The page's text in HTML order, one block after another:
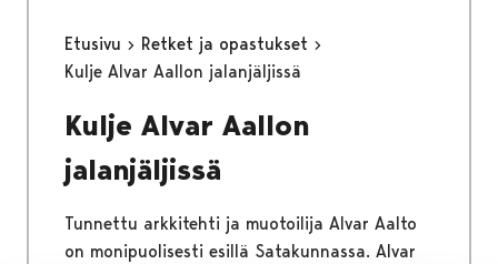
Etusivu
Retket ja opastukset
Kulje Alvar Aallon jalanjäljissä
Kulje Alvar Aallon
jalanjäljissä
Tunnettu arkkitehti ja muotoilija Alvar Aalto
on monipuolisesti esillä Satakunnassa. Alvar